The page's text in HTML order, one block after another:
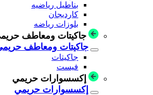
بناطيل رياضيه
كارديجان
بلوزات رياضه
جاكيتات ومعاطف
جاكيتات ومعاطف
جاكيتات
فيست
إكسسوارات حريمي
إكسسوارات حريمي